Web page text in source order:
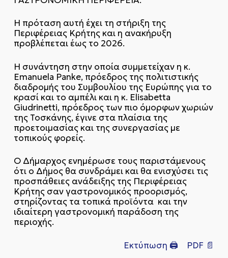
Η πρόταση αυτή έχει τη στήριξη της
Περιφέρειας Κρήτης και η ανακήρυξη
προβλέπεται έως το 2026.
Η συνάντηση στην οποία συμμετείχαν η κ.
Emanuela Panke, πρόεδρος της πολιτιστικής
διαδρομής του Συμβουλίου της Ευρώπης για το
κρασί και το αμπέλι και η κ. Elisabetta
Giudrinetti, πρόεδρος των πιο όμορφων χωριών
της Τοσκάνης, έγινε στα πλαίσια της
προετοιμασίας και της συνεργασίας με
τοπικούς φορείς.
Ο Δήμαρχος ενημέρωσε τους παριστάμενους
ότι ο Δήμος θα συνδράμει και θα ενισχύσει τις
προσπάθειες ανάδειξης της Περιφέρειας
Κρήτης σαν γαστρονομικός προορισμός,
στηρίζοντας τα τοπικά προϊόντα και την
ιδιαίτερη γαστρονομική παράδοση της
περιοχής.
Εκτύπωση 🖨 PDF 📄